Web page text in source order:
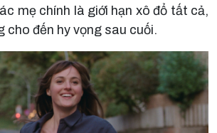
mẹ chính là giới hạn xô đổ tất cả,
cho đến hy vọng sau cuối.